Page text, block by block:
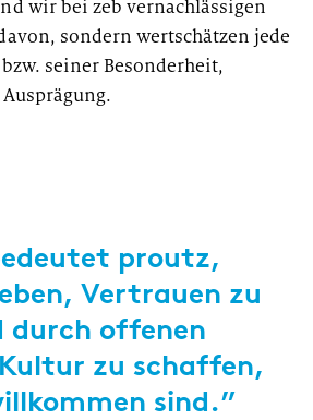
wir bei zeb vernachlässigen
sondern wertschätzen jede
seiner Besonderheit,
proutz,
Vertrauen zu
durch offenen
zu schaffen,
sind.”